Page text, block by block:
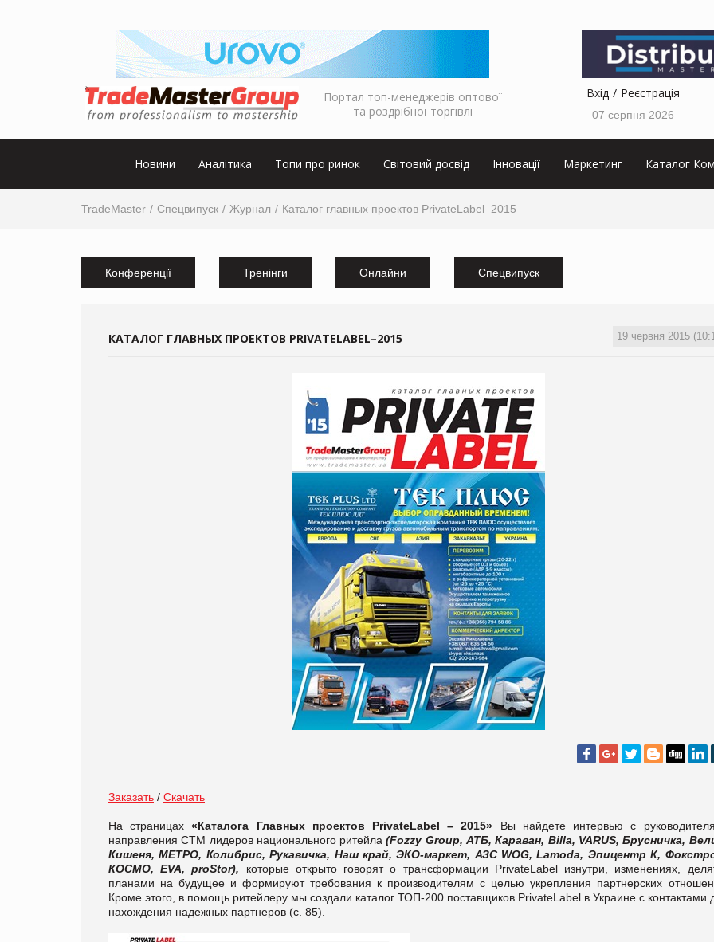
Портал топ-менеджерів оптової
та роздрібної торгівлі
Вхід Реєстрація
07 серпня 2026
Новини Аналітика Топи про ринок Світовий досвід Інновації Маркетинг Каталог
TradeMaster Спецвипуск Журнал Каталог главных проектов PrivateLabel–2015
Конференції Тренінги Онлайни Спецвипуск
19 червня 2015
КАТАЛОГ ГЛАВНЫХ ПРОЕКТОВ PRIVATELABEL–2015
Заказать / Скачать
На страницах«Каталога Главных проектов PrivateLabel – 2015» Вы найдете интервью с
направления СТМ лидеров национального ритейла(Fozzy Group, АТБ, Караван, Billa, VARUS, Брусничка,
Кишеня, МЕТРО, Колибрис, Рукавичка, Наш край, ЭКО-маркет, АЗС WOG, Lamoda, Эпицентр К,
КОСМО, EVA, proStor), которые открыто говорят о трансформации PrivateLаbel изнутри, изменениях,
планами на будущее и формируют требования к производителям с целью укрепления партнерских
Кроме этого, в помощь ритейлеру мы создали каталог ТОП-200 поставщиков PrivateLabel в Украине с контактами
нахождения надежных партнеров (с. 85).